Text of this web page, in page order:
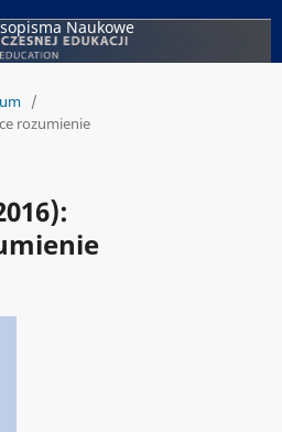
Naukowe
/
rozumienie